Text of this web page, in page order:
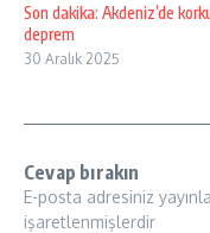
Son dakika: Akdeniz’de
deprem
30 Aralık 2025
Cevap bırakın
E-posta adresiniz
işaretlenmişlerdir